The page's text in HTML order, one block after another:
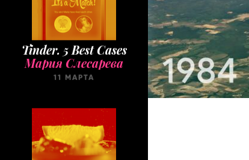
Tinder. 5 Best Cases
Мария Слесарева
11 МАРТА